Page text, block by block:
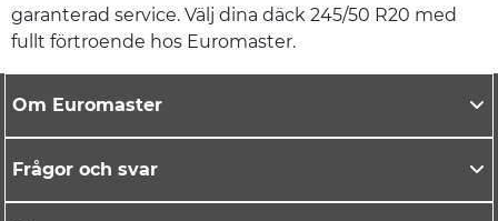
garanterad service. Välj dina däck 245/50 R20 med
fullt förtroende hos Euromaster.
Om Euromaster
Frågor och svar